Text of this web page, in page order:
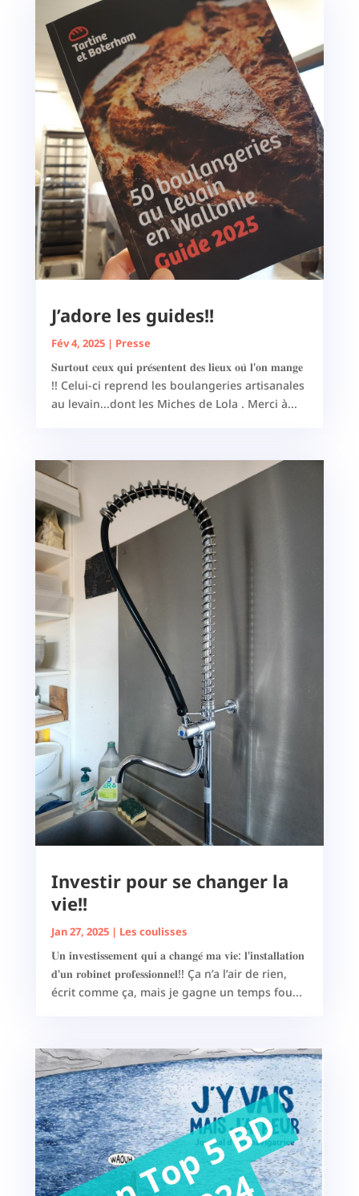
J’adore les guides!!
Fév 4, 2025| Presse
𝐒𝐮𝐫𝐭𝐨𝐮𝐭 𝐜𝐞𝐮𝐱 𝐪𝐮𝐢 𝐩𝐫𝐞́𝐬𝐞𝐧𝐭𝐞𝐧𝐭 𝐝𝐞𝐬 𝐥𝐢𝐞𝐮𝐱 𝐨𝐮̀ 𝐥'𝐨𝐧 𝐦𝐚𝐧𝐠𝐞
!! Celui-ci reprend les boulangeries artisanales
au levain...dont les Miches de Lola . Merci à...
Investir pour se changer la
vie!!
Jan 27, 2025| Les coulisses
𝐔𝐧 𝐢𝐧𝐯𝐞𝐬𝐭𝐢𝐬𝐬𝐞𝐦𝐞𝐧𝐭 𝐪𝐮𝐢 𝐚 𝐜𝐡𝐚𝐧𝐠𝐞́ 𝐦𝐚 𝐯𝐢𝐞: 𝐥'𝐢𝐧𝐬𝐭𝐚𝐥𝐥𝐚𝐭𝐢𝐨𝐧
𝐝'𝐮𝐧 𝐫𝐨𝐛𝐢𝐧𝐞𝐭 𝐩𝐫𝐨𝐟𝐞𝐬𝐬𝐢𝐨𝐧𝐧𝐞𝐥!! Ça n’a l’air de rien,
écrit comme ça, mais je gagne un temps fou...